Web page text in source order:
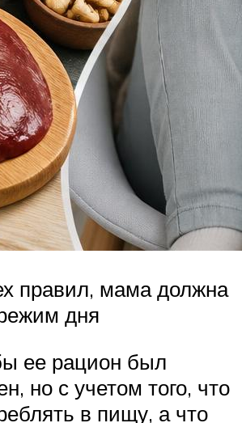
правил, мама должна
дня
ее рацион был
но с учетом того, что
в пищу, а что